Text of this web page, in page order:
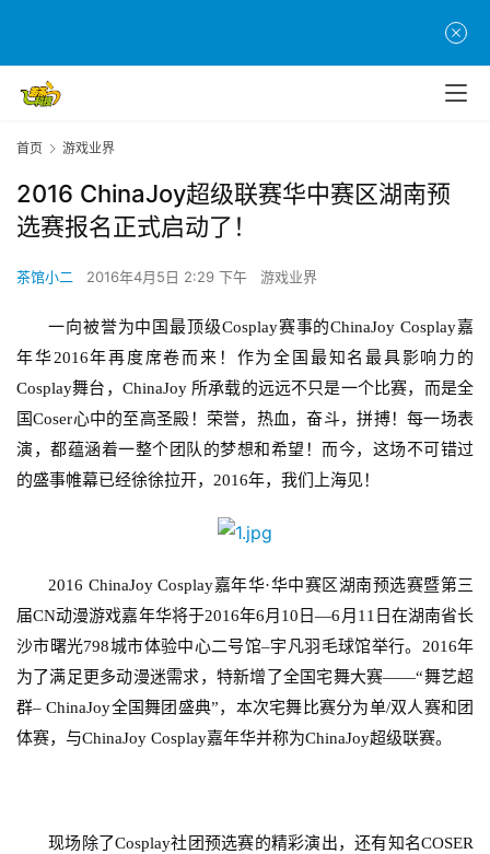
首页 游戏业界
2016 ChinaJoy超级联赛华中赛区湖南预
选赛报名正式启动了！
茶馆小二 2016年4月5日 2:29 下午 游戏业界
一向被誉为中国最顶级Cosplay赛事的ChinaJoy Cosplay嘉
年华2016年再度席卷而来！作为全国最知名最具影响力的
Cosplay舞台， ChinaJoy 所承载的远远不只是一个比赛，而是全
国Coser心中的至高圣殿！荣誉，热血，奋斗，拼搏！每一场表
演，都蕴涵着一整个团队的梦想和希望！而今，这场不可错过
的盛事帷幕已经徐徐拉开， 2016年，我们上海见！
2016 ChinaJoy Cosplay嘉年华·华中赛区湖南预选赛暨第三
届CN动漫游戏嘉年华将于2016年6月 10 日—6月 11 日在湖南省长
沙市曙光798城市体验中心二号馆–宇凡羽毛球馆举行。 2016年
为了满足更多动漫迷需求，特新增了全国宅舞大赛——“舞艺超
群– ChinaJoy全国舞团盛典”，本次宅舞比赛分为单/双人赛和团
体赛，与ChinaJoy Cosplay嘉年华并称为ChinaJoy超级联赛。
现场除了Cosplay社团预选赛的精彩演出，还有知名COSER